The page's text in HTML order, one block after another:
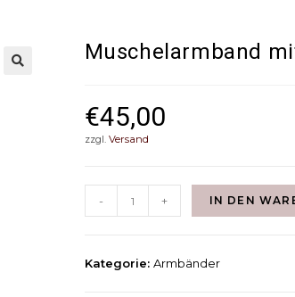
Muschelarmband
€45,00
zzgl. Versand
- + IN DEN
Kategorie: Armbänder